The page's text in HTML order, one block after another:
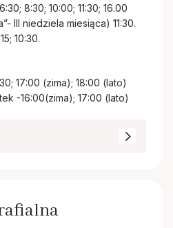
6:30; 8:30; 10:00; 11:30; 16.00
III niedziela miesiąca) 11:30.
10:30.
17:00 (zima); 18:00 (lato)
-16:00(zima); 17:00 (lato)